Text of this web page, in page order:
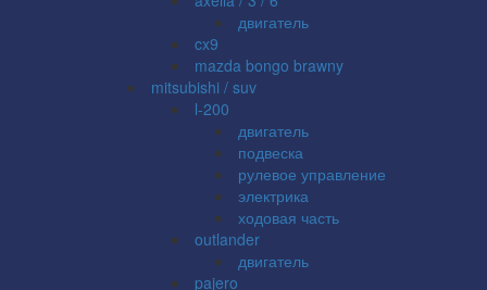
двигатель
cx9
mazda bongo brawny
mitsubishi / suv
l-200
двигатель
подвеска
рулевое управление
электрика
ходовая часть
outlander
двигатель
pajero